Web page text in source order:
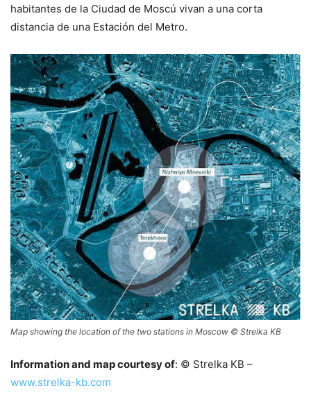
habitantes de la Ciudad de Moscú vivan a una corta
distancia de una Estación del Metro.
Map showing the location of the two stations in Moscow © Strelka KB
Information and map courtesy of: © Strelka KB –
www.strelka-kb.com